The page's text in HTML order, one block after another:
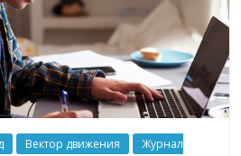
Вектор движения
Журнал